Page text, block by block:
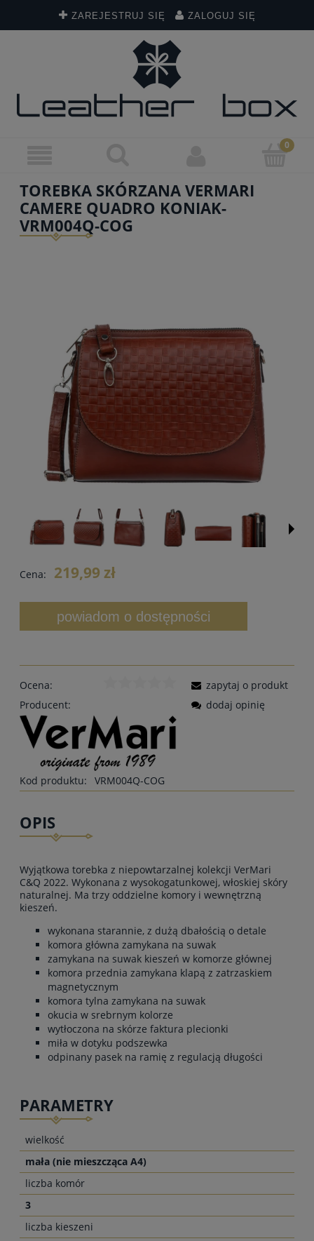
ZAREJESTRUJ SIĘ ZALOGUJ SIĘ
TOREBKA SKÓRZANA VERMARI
CAMERE QUADRO KONIAK-
VRM004Q-COG
Cena: 219,99 zł
powiadom o dostępności
Ocena:
Producent:
Kod produktu: VRM004Q-COG
zapytaj o produkt
dodaj opinię
OPIS
Wyjątkowa torebka z niepowtarzalnej kolekcji VerMari
C&Q 2022. Wykonana z wysokogatunkowej, włoskiej skóry
naturalnej. Ma trzy oddzielne komory i wewnętrzną
kieszeń.
wykonana starannie, z dużą dbałością o detale
komora główna zamykana na suwak
zamykana na suwak kieszeń w komorze głównej
komora przednia zamykana klapą z zatrzaskiem
magnetycznym
komora tylna zamykana na suwak
okucia w srebrnym kolorze
wytłoczona na skórze faktura plecionki
miła w dotyku podszewka
odpinany pasek na ramię z regulacją długości
PARAMETRY
wielkość
mała (nie mieszcząca A4)
liczba komór
3
liczba kieszeni